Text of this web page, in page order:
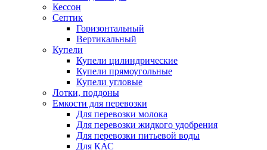
Кессон
Септик
Горизонтальный
Вертикальный
Купели
Купели цилиндрические
Купели прямоугольные
Купели угловые
Лотки, поддоны
Емкости для перевозки
Для перевозки молока
Для перевозки жидкого удобрения
Для перевозки питьевой воды
Для КАС